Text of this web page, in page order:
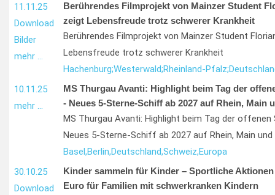
11.11.25
Download
Bilder
mehr …
Berührendes Filmprojekt von Mainzer Student
zeigt Lebensfreude trotz schwerer Krankheit
Berührendes Filmprojekt von Mainzer Student
Lebensfreude trotz schwerer Krankheit
Hachenburg;Westerwald;Rheinland-Pfalz;
10.11.25
mehr …
MS Thurgau Avanti: Highlight beim Tag der
- Neues 5-Sterne-Schiff ab 2027 auf Rhein, Main
MS Thurgau Avanti: Highlight beim Tag der
Neues 5-Sterne-Schiff ab 2027 auf Rhein, Main und
Basel,Berlin,Deutschland,Schweiz,Europa
30.10.25
Download
Kinder sammeln für Kinder – Sportliche Aktionen
Euro für Familien mit schwerkranken Kindern